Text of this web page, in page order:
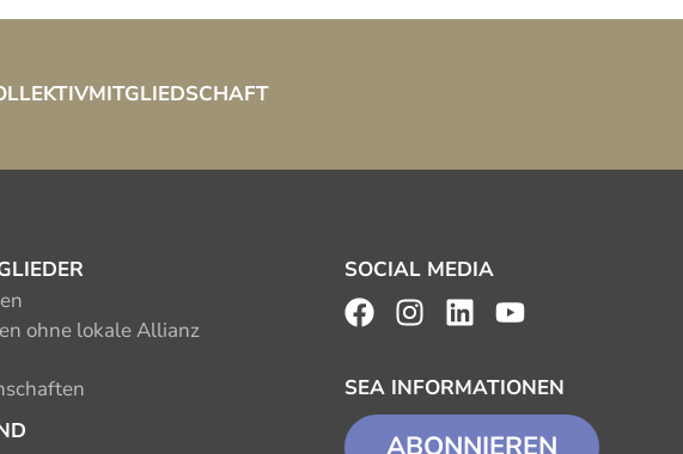
ohne lokale Allianz
SOCIAL MEDIA
SEA INFORMATIONEN